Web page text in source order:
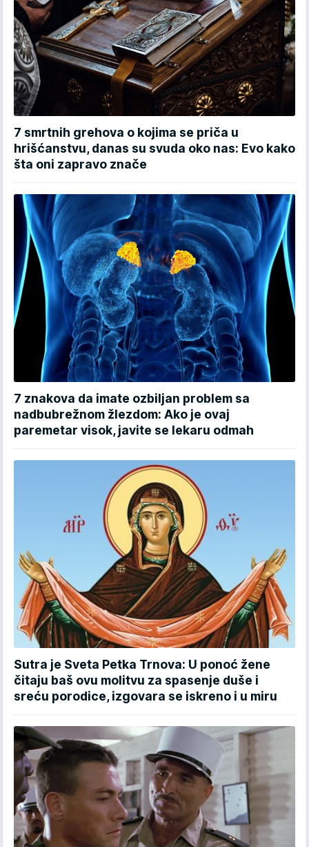
7 smrtnih grehova o kojima se priča u
hrišćanstvu, danas su svuda oko nas: Evo kako
šta oni zapravo znače
7 znakova da imate ozbiljan problem sa
nadbubrežnom žlezdom: Ako je ovaj
paremetar visok, javite se lekaru odmah
Sutra je Sveta Petka Trnova: U ponoć žene
čitaju baš ovu molitvu za spasenje duše i
sreću porodice, izgovara se iskreno i u miru